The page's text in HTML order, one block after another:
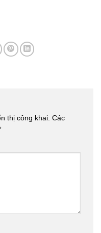
thị công khai. Các